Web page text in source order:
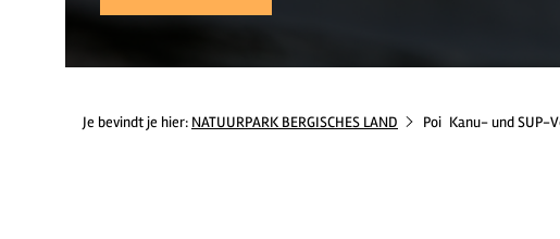
Je bevindt je hier: NATUURPARK BERGISCHES LAND Poi Kanu- und SUP-